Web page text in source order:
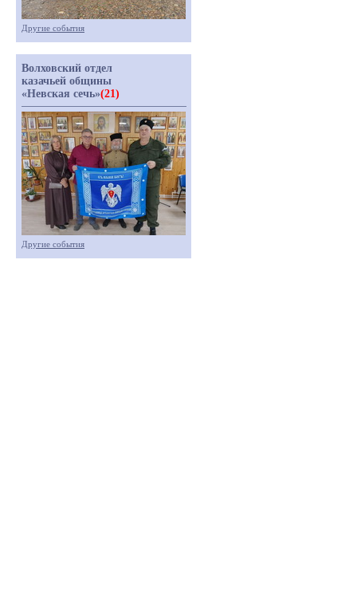
Другие события
Волховский отдел
казачьей общины
«Невская сечь»(21)
Другие события